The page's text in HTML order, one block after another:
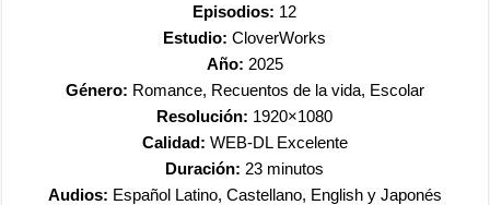
Episodios: 12
Estudio:CloverWorks
Año: 2025
Género: Romance, Recuentos de la vida, Escolar
Resolución: 1920×1080
Calidad: WEB-DL Excelente
Duración: 23 minutos
Audios: Español Latino, Castellano, English y Japonés